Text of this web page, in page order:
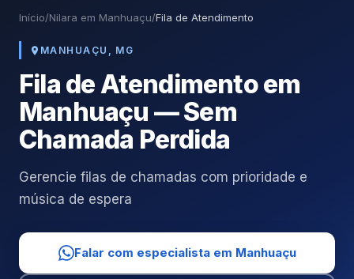
Início/Nilara em Manhuaçu/Fila de Atendimento
MANHUAÇU, MG
Fila de Atendimento em
Manhuaçu — Sem
Chamada Perdida
Gerencie filas de chamadas com prioridade e
música de espera
Falar com especialista em Manhuaçu